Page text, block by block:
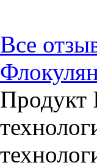
Все
Продукт